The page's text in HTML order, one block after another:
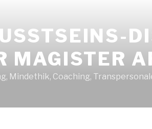
MAGISTER
Mindethik, Coaching,